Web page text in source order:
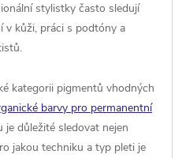
stylistky často sledují
v kůži, práci s podtóny a
kategorii pigmentů vhodných
barvy pro permanentní
je důležité sledovat nejen
jakou techniku a typ pleti je